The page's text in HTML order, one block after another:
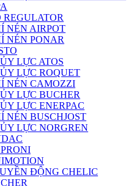
NÉN AIRPOT
NÉN PONAR
LỰC ATOS
LỰC ROQUET
NÉN CAMOZZI
LỰC BUCHER
LỰC ENERPAC
NÉN BUSCHJOST
LỰC NORGREN
ĐỘNG CHELIC